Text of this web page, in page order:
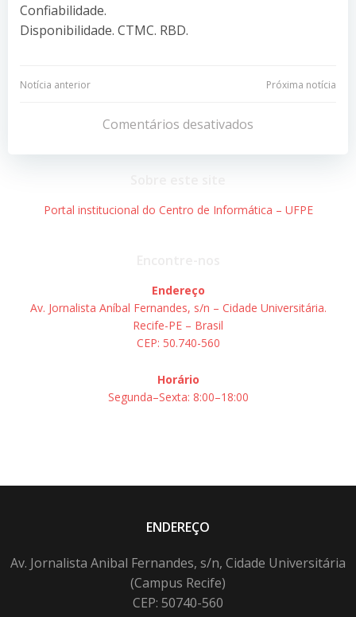
Confiabilidade.
Disponibilidade. CTMC. RBD.
Navegação
Post
Notícia anterior
Navegação
de
Post
Próxima notícia
Comentários desativados
Portal institucional do Centro de Informática – UFPE
Endereço
Av. Jornalista Aníbal Fernandes, s/n – Cidade Universitária.
Recife-PE – Brasil
CEP: 50.740-560
Horário
Segunda–Sexta: 8:00–18:00
ENDEREÇO
Av. Jornalista Anibal Fernandes, s/n, Cidade Universitária
(Campus Recife)
CEP: 50740-560